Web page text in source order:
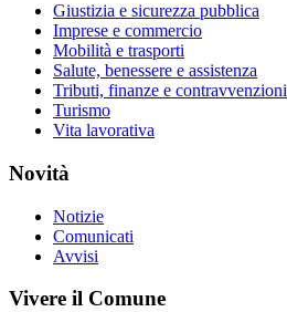
Giustizia e sicurezza pubblica
Imprese e commercio
Mobilità e trasporti
Salute, benessere e assistenza
Tributi, finanze e contravvenzioni
Turismo
Vita lavorativa
Novità
Notizie
Comunicati
Avvisi
Vivere il Comune